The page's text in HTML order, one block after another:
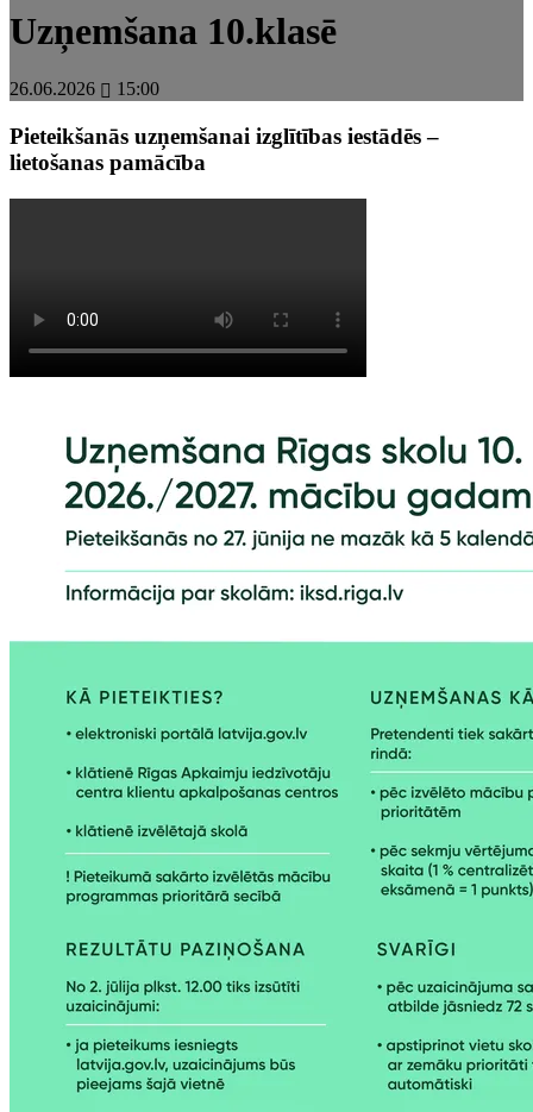
Uzņemšana 10.klasē
26.06.2026 15:00
Pieteikšanās uzņemšanai izglītības iestādēs –
lietošanas pamācība